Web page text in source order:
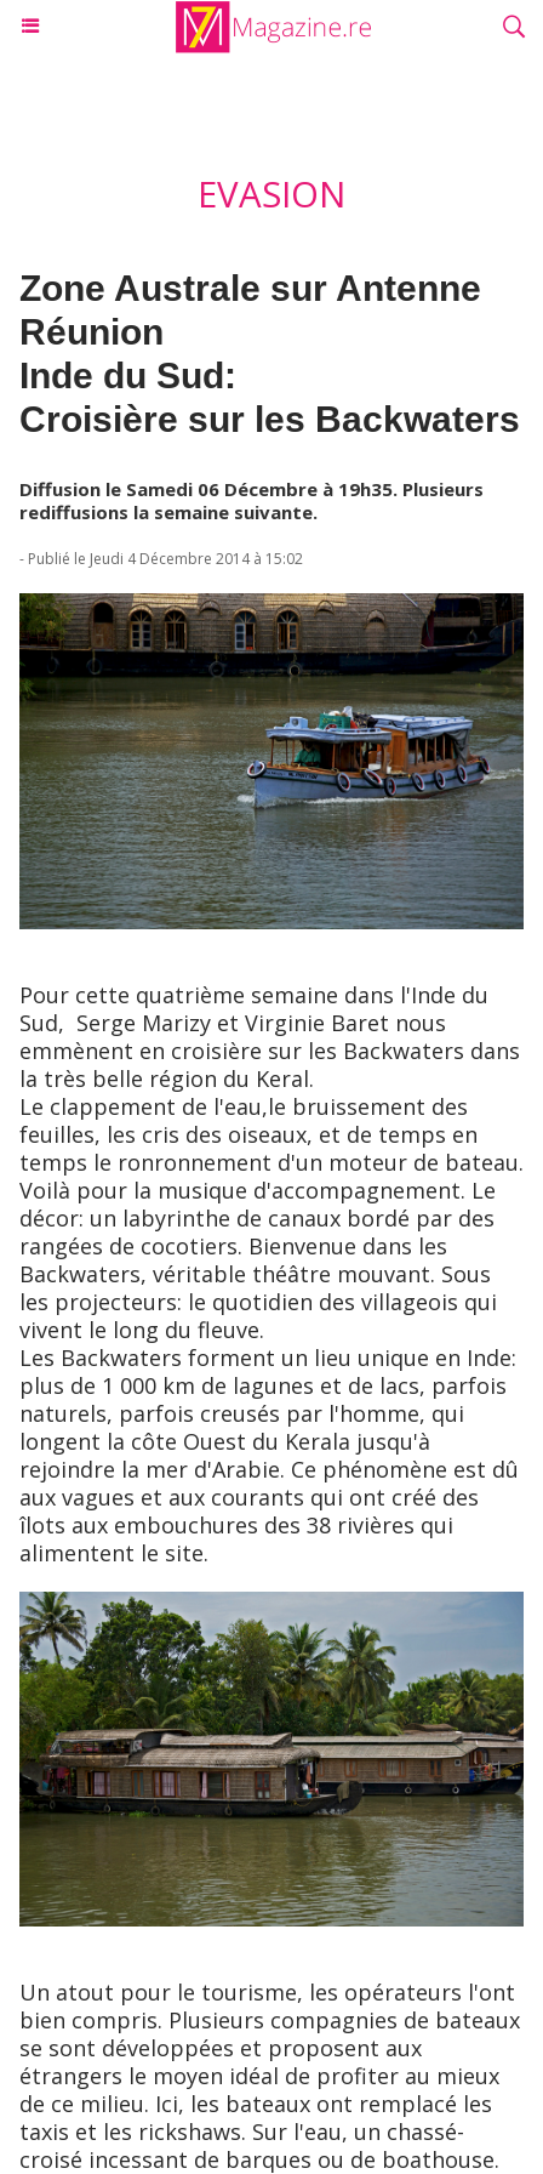
EVASION
Zone Australe sur Antenne
Réunion
Inde du Sud:
Croisière sur les Backwaters
Diffusion le Samedi 06 Décembre à 19h35. Plusieurs
rediffusions la semaine suivante.
- Publié le Jeudi 4 Décembre 2014 à 15:02
Pour cette quatrième semaine dans l'Inde du
Sud, Serge Marizy et Virginie Baret nous
emmènent en croisière sur les Backwaters dans
la très belle région du Keral.
Le clappement de l'eau,le bruissement des
feuilles, les cris des oiseaux, et de temps en
temps le ronronnement d'un moteur de bateau.
Voilà pour la musique d'accompagnement. Le
décor: un labyrinthe de canaux bordé par des
rangées de cocotiers. Bienvenue dans les
Backwaters, véritable théâtre mouvant. Sous
les projecteurs: le quotidien des villageois qui
vivent le long du fleuve.
Les Backwaters forment un lieu unique en Inde:
plus de 1 000 km de lagunes et de lacs, parfois
naturels, parfois creusés par l'homme, qui
longent la côte Ouest du Kerala jusqu'à
rejoindre la mer d'Arabie. Ce phénomène est dû
aux vagues et aux courants qui ont créé des
îlots aux embouchures des 38 rivières qui
alimentent le site.
Un atout pour le tourisme, les opérateurs l'ont
bien compris. Plusieurs compagnies de bateaux
se sont développées et proposent aux
étrangers le moyen idéal de profiter au mieux
de ce milieu. Ici, les bateaux ont remplacé les
taxis et les rickshaws. Sur l'eau, un chassé-
croisé incessant de barques ou de boathouse.